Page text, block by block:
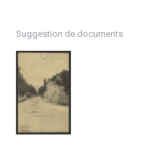
Suggestion de documents